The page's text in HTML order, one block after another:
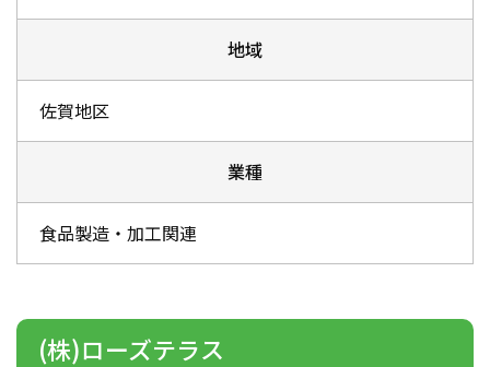
地域
佐賀地区
業種
食品製造・加工関連
(株)ローズテラス